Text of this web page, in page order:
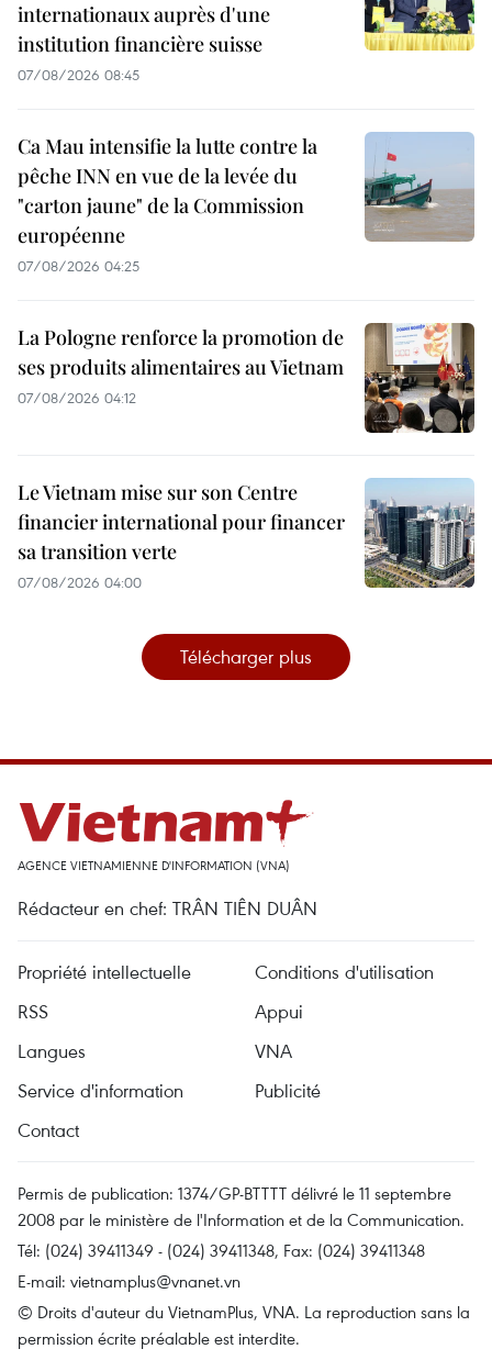
internationaux auprès d'une
institution financière suisse
07/08/2026 08:45
Ca Mau intensifie la lutte contre la
pêche INN en vue de la levée du
"carton jaune" de la Commission
européenne
07/08/2026 04:25
La Pologne renforce la promotion de
ses produits alimentaires au Vietnam
07/08/2026 04:12
Le Vietnam mise sur son Centre
financier international pour financer
sa transition verte
07/08/2026 04:00
Télécharger plus
AGENCE VIETNAMIENNE D'INFORMATION (VNA)
Rédacteur en chef: TRÂN TIÊN DUÂN
Propriété intellectuelle
Conditions d'utilisation
RSS
Appui
Langues
VNA
Service d'information
Publicité
Contact
Permis de publication: 1374/GP-BTTTT délivré le 11 septembre
2008 par le ministère de l'Information et de la Communication.
Tél: (024) 39411349 - (024) 39411348, Fax: (024) 39411348
E-mail: vietnamplus@vnanet.vn
© Droits d'auteur du VietnamPlus, VNA. La reproduction sans la
permission écrite préalable est interdite.